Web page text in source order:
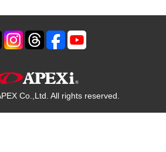
Co.,Ltd. All rights reserved.